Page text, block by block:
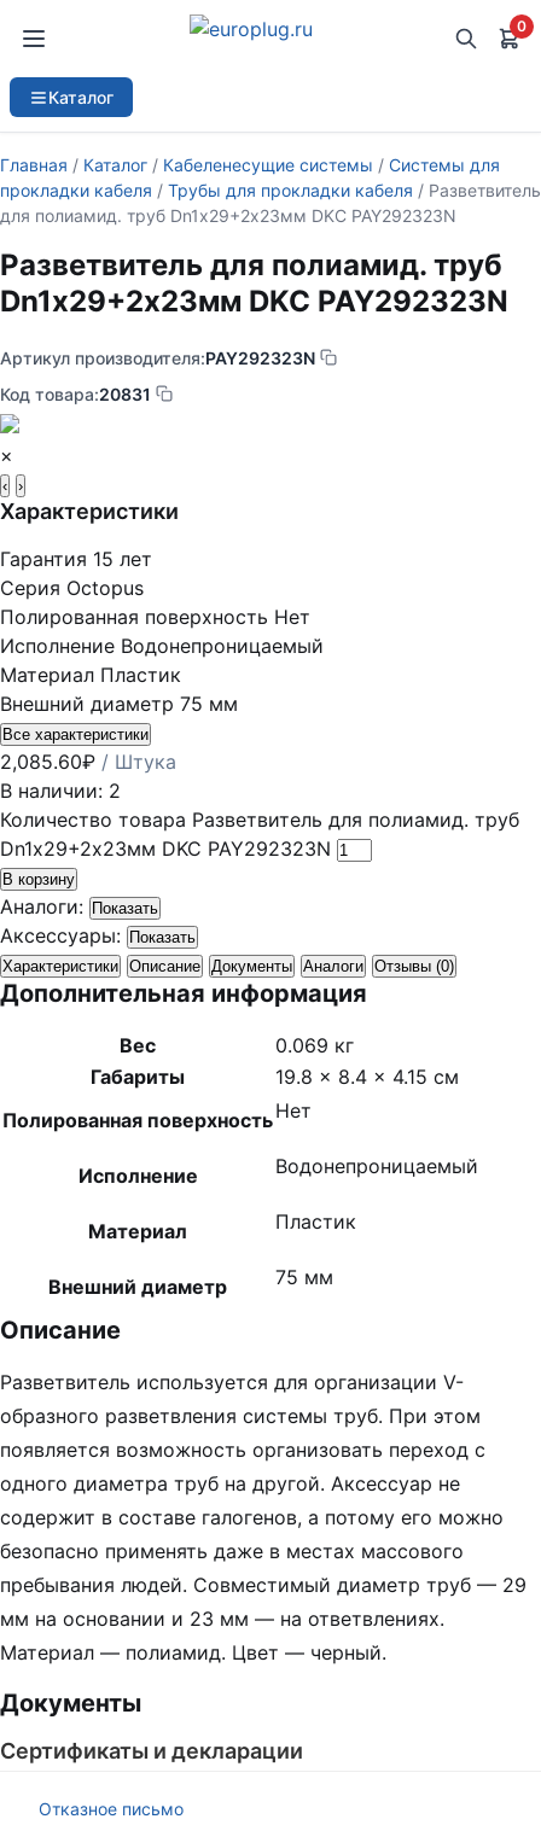
0
Каталог
Главная / Каталог / Кабеленесущие системы / Системы для
прокладки кабеля / Трубы для прокладки кабеля / Разветвитель
для полиамид. труб Dn1х29+2х23мм DKC PAY292323N
Разветвитель для полиамид. труб
Dn1х29+2х23мм DKC PAY292323N
Артикул производителя:PAY292323N
Код товара:20831
×
‹ ›
Характеристики
Гарантия 15 лет
Серия Octopus
Полированная поверхность Нет
Исполнение Водонепроницаемый
Материал Пластик
Внешний диаметр 75 мм
Все характеристики
2,085.60₽ / Штука
В наличии: 2
Количество товара Разветвитель для полиамид. труб
Dn1х29+2х23мм DKC PAY292323N
В корзину
Аналоги: Показать
Аксессуары: Показать
Характеристики Описание Документы Аналоги Отзывы (0)
Дополнительная информация
Вес
0.069 кг
Габариты
19.8 × 8.4 × 4.15 см
Полированная поверхностьНет
Исполнение Водонепроницаемый
Материал Пластик
Внешний диаметр 75 мм
Описание
Разветвитель используется для организации V-
образного разветвления системы труб. При этом
появляется возможность организовать переход с
одного диаметра труб на другой. Аксессуар не
содержит в составе галогенов, а потому его можно
безопасно применять даже в местах массового
пребывания людей. Совместимый диаметр труб — 29
мм на основании и 23 мм — на ответвлениях.
Материал — полиамид. Цвет — черный.
Документы
Сертификаты и декларации
Отказное письмо